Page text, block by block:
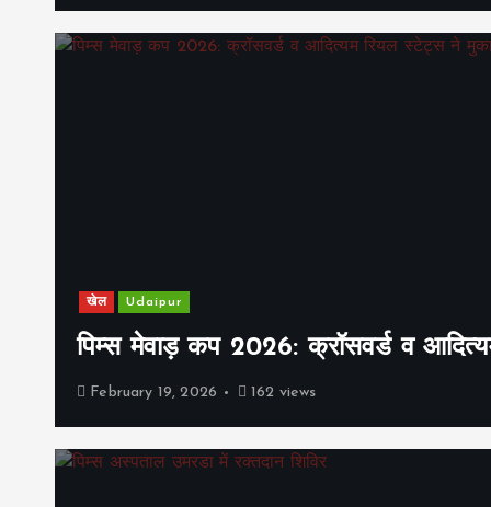
खेल Udaipur
पिम्स मेवाड़ कप 2026: क्रॉसवर्ड व
February 19, 2026 162 views